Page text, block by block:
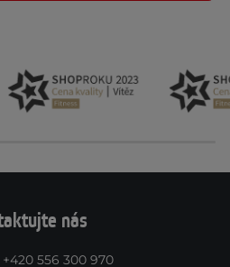
nás
+420 556 300 970